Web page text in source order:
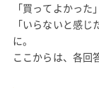
「買ってよかっ
「いらないと感
に。
ここからは、各回